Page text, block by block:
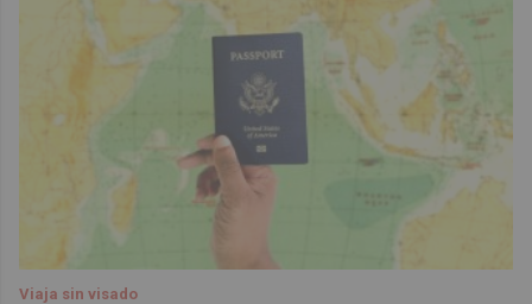
Viaja sin visado